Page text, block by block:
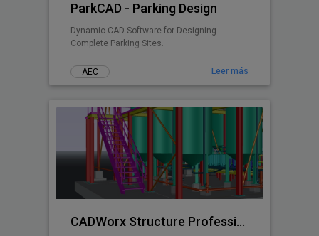
ParkCAD - Parking Design
Dynamic CAD Software for Designing
Complete Parking Sites.
AEC Leer más
CADWorx Structure Professional